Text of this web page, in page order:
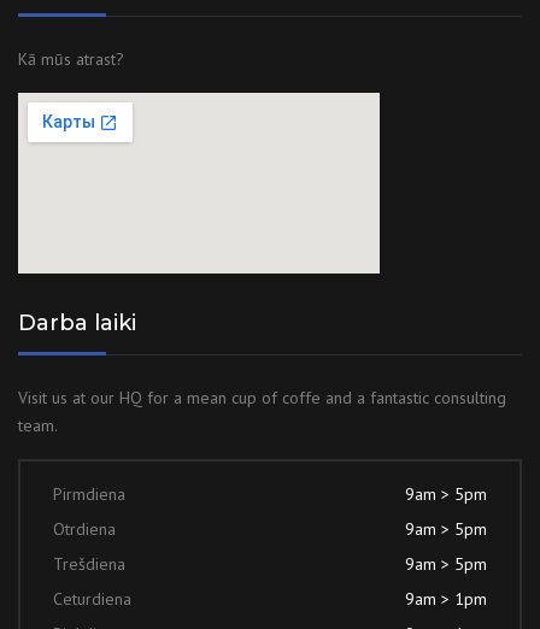
Kā mūs atrast?
Darba laiki
Visit us at our HQ for a mean cup of coffe and a fantastic consulting
team.
Pirmdiena
9am > 5pm
Otrdiena
9am > 5pm
Trešdiena
9am > 5pm
Ceturdiena
9am > 1pm